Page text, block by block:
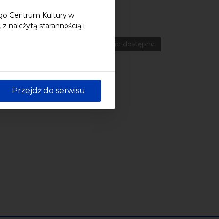
Centrum Kultury w
należytą starannością i
Przejdź do serwisu
Literatura
Online
wydarzenie dostępne